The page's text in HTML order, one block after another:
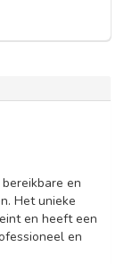
en
Het unieke
en heeft een
en